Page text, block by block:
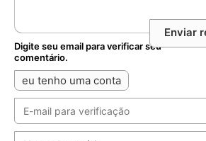
Enviar
Digite seu email para verificar seu
comentário.
eu tenho uma conta